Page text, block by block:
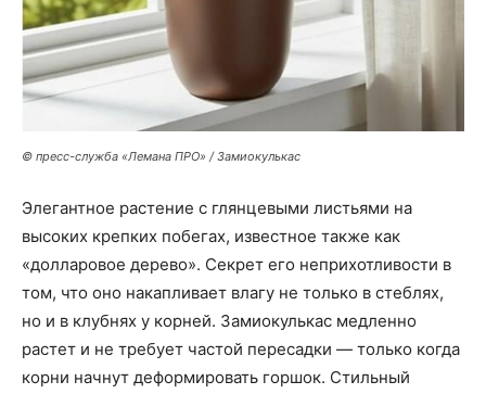
© пресс-служба «Лемана ПРО» / Замиокулькас
Элегантное растение с глянцевыми листьями на
высоких крепких побегах, известное также как
«долларовое дерево». Секрет его неприхотливости в
том, что оно накапливает влагу не только в стеблях,
но и в клубнях у корней. Замиокулькас медленно
растет и не требует частой пересадки — только когда
корни начнут деформировать горшок. Стильный